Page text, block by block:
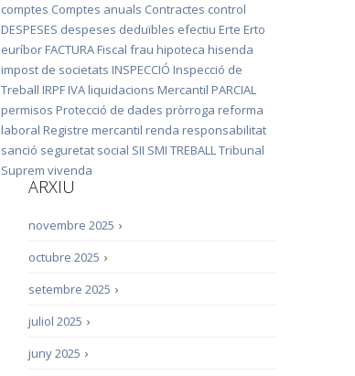
comptes Comptes anuals Contractes control
DESPESES despeses deduïbles efectiu Erte Erto
euríbor FACTURA Fiscal frau hipoteca hisenda
impost de societats INSPECCIÓ Inspecció de
Treball IRPF IVA liquidacions Mercantil PARCIAL
permisos Protecció de dades pròrroga reforma
laboral Registre mercantil renda responsabilitat
sanció seguretat social SII SMI TREBALLTribunal
Suprem vivenda
ARXIU
›
novembre 2025
›
octubre 2025
›
setembre 2025
›
juliol 2025
›
juny 2025